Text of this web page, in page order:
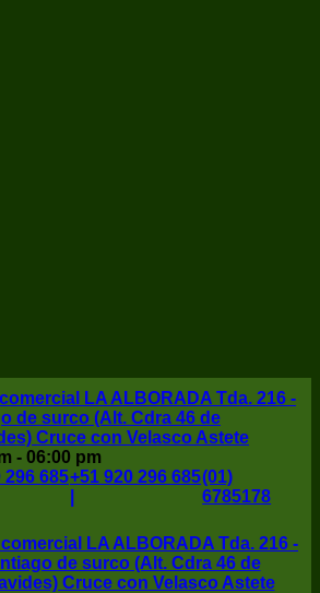
LA ALBORADA Tda. 216 -
de surco (Alt. Cdra 46 de
Cruce con Velasco Astete
- 06:00 pm
296 685+51 920 296 685(01)
6785178
LA ALBORADA Tda. 216 -
de surco (Alt. Cdra 46 de
Cruce con Velasco Astete